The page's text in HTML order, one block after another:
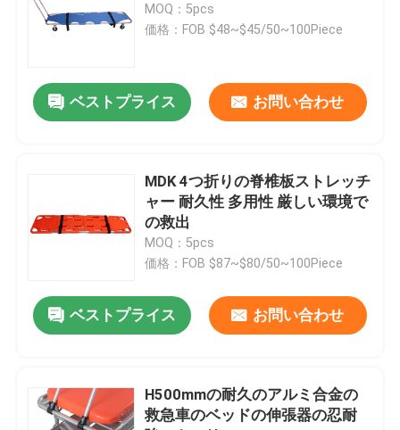
引金 を 求め て ください
折るスコップの伸張器
階段椅子の伸張器
緊急の救助の伸張器
手動病院用ベッド
MOQ：5pcs
価格：FOB $48~$45/50~100Piece
ベストプライス お問い合わせ
MDK 4つ折りの脊椎板ストレッチ
ャー 耐久性 多用性 厳しい環境で
の救出
MOQ：5pcs
価格：FOB $87~$80/50~100Piece
ベストプライス お問い合わせ
H500mmの耐久のアルミ合金の
救急車のベッドの伸張器の忍耐